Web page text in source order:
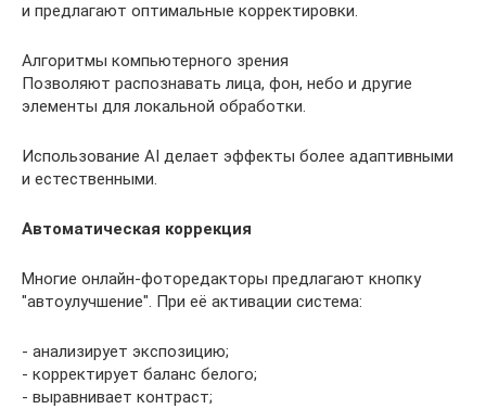
и предлагают оптимальные корректировки.
Алгоритмы компьютерного зрения
Позволяют распознавать лица, фон, небо и другие
элементы для локальной обработки.
Использование AI делает эффекты более адаптивными
и естественными.
Автоматическая коррекция
Многие онлайн-фоторедакторы предлагают кнопку
"автоулучшение". При её активации система:
- анализирует экспозицию;
- корректирует баланс белого;
- выравнивает контраст;